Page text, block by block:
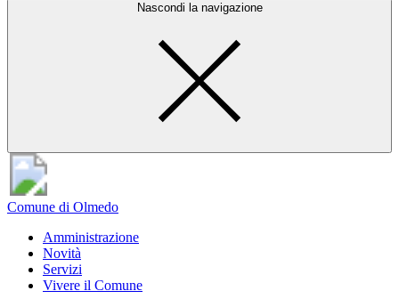
Nascondi la navigazione
Comune di Olmedo
Amministrazione
Novità
Servizi
Vivere il Comune